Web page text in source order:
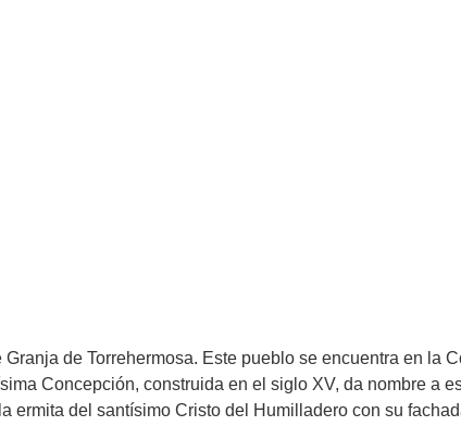
de Torrehermosa. Este pueblo se encuentra en la
Concepción, construida en el siglo XV, da nombre a
ermita del santísimo Cristo del Humilladero con su